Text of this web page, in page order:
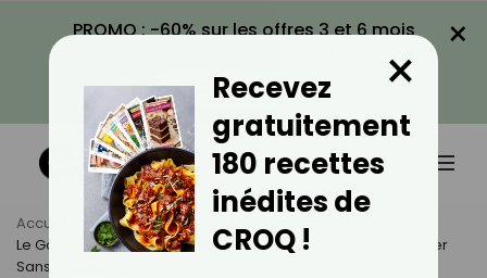
PROMO : -60% sur les offres 3 et 6 mois
VOIR LA PROMO
×
Accueil Actus
Alimentation
Le Goûter Idéal Dans Un Rééquilibrage Alimentaire : Savourer
Sans Culpabilité
Recevez
gratuitement
180 recettes
inédites de
CROQ !
×